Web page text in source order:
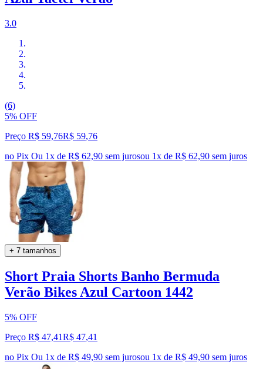
3.0
(6)
5% OFF
Preço R$ 59,76R$ 59,76
no Pix Ou 1x de R$ 62,90 sem jurosou 1x de R$ 62,90 sem juros
+ 7 tamanhos
Short Praia Shorts Banho Bermuda
Verão Bikes Azul Cartoon 1442
5% OFF
Preço R$ 47,41R$ 47,41
no Pix Ou 1x de R$ 49,90 sem jurosou 1x de R$ 49,90 sem juros